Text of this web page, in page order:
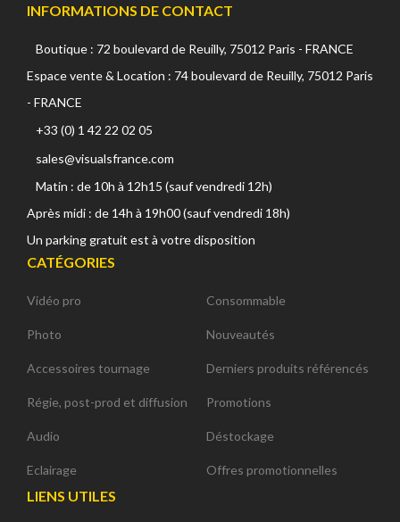
INFORMATIONS DE CONTACT
Boutique : 72 boulevard de Reuilly, 75012 Paris - FRANCE
Espace vente & Location : 74 boulevard de Reuilly, 75012 Paris
- FRANCE
+33 (0) 1 42 22 02 05
sales@visualsfrance.com
Matin : de 10h à 12h15 (sauf vendredi 12h)
Après midi : de 14h à 19h00 (sauf vendredi 18h)
Un parking gratuit est à votre disposition
CATÉGORIES
Vidéo pro
Photo
Accessoires tournage
Régie, post-prod et diffusion
Audio
Eclairage
Consommable
Nouveautés
Derniers produits référencés
Promotions
Déstockage
Offres promotionnelles
LIENS UTILES